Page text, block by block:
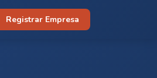
Registrar Empresa